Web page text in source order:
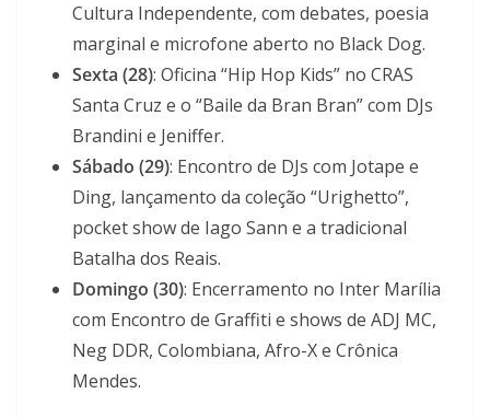
Cultura Independente, com debates, poesia
marginal e microfone aberto no Black Dog.
Sexta (28): Oficina “Hip Hop Kids” no CRAS
Santa Cruz e o “Baile da Bran Bran” com DJs
Brandini e Jeniffer.
Sábado (29): Encontro de DJs com Jotape e
Ding, lançamento da coleção “Urighetto”,
pocket show de Iago Sann e a tradicional
Batalha dos Reais.
Domingo (30): Encerramento no Inter Marília
com Encontro de Graffiti e shows de ADJ MC,
Neg DDR, Colombiana, Afro-X e Crônica
Mendes.